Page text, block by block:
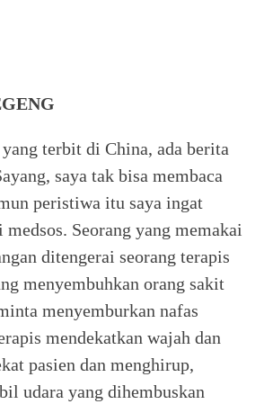
terbit di China, ada berita
saya tak bisa membaca
peristiwa itu saya ingat
medsos. Seorang yang memakai
ditengerai seorang terapis
menyembuhkan orang sakit
menyemburkan nafas
mendekatkan wajah dan
pasien dan menghirup,
udara yang dihembuskan